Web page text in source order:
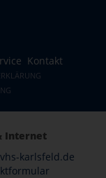
Kontakt
Internet
karlsfeld.de